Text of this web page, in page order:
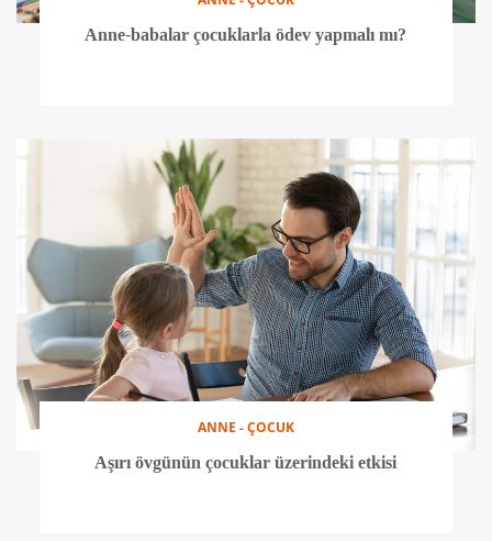
Anne-babalar çocuklarla ödev yapmalı mı?
ANNE - ÇOCUK
Aşırı övgünün çocuklar üzerindeki etkisi